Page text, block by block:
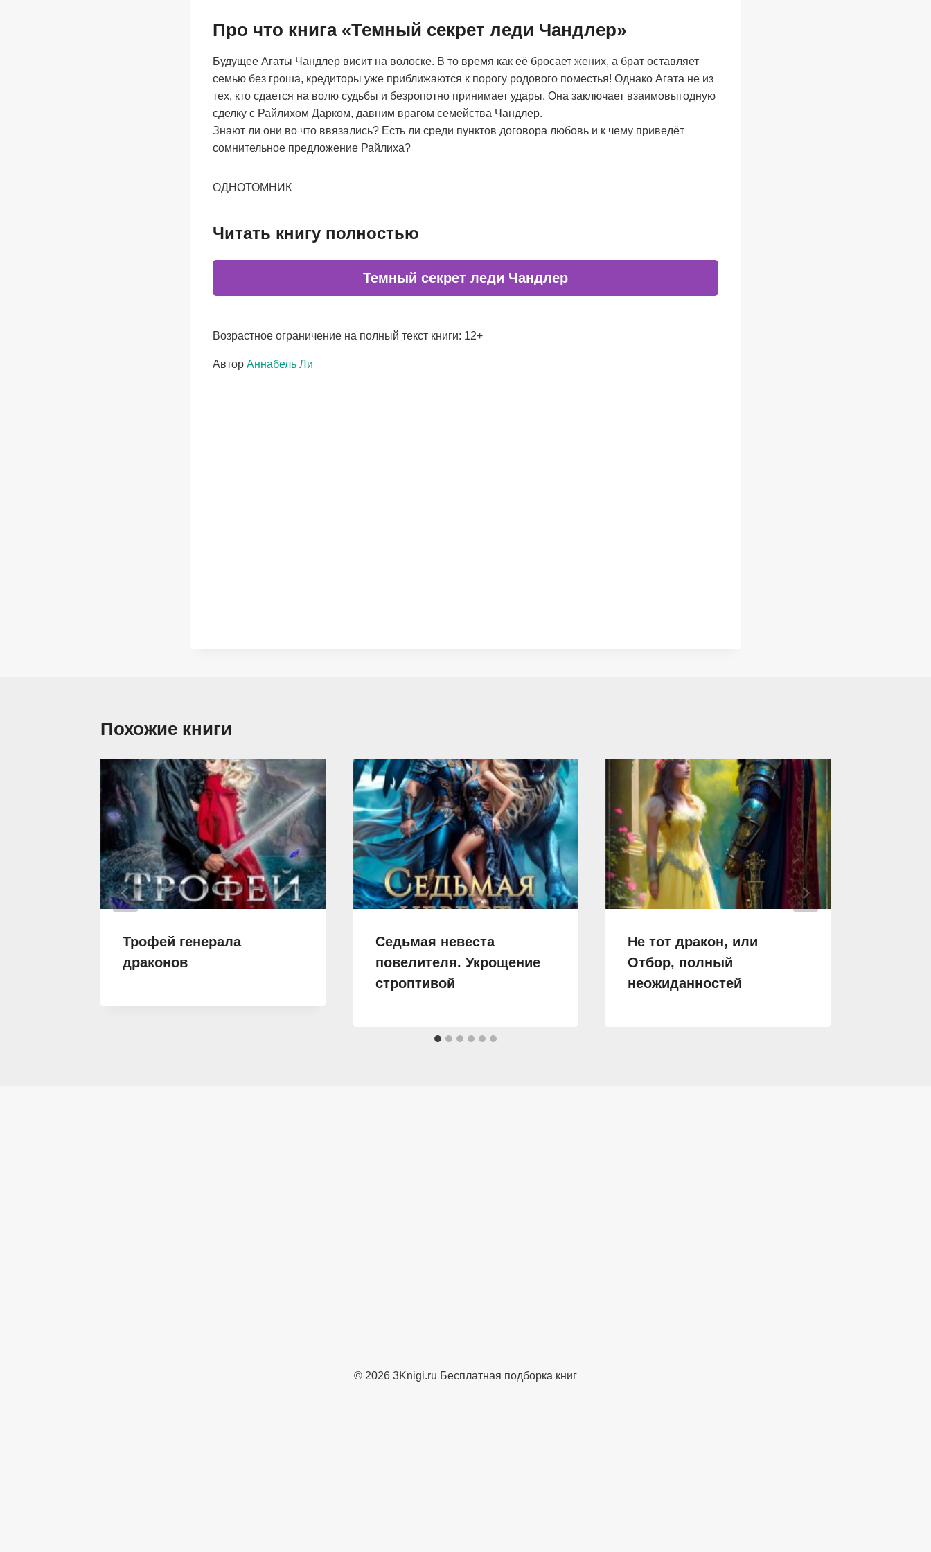
Про что книга «Темный секрет леди Чандлер»
Будущее Агаты Чандлер висит на волоске. В то время как её бросает жених, а брат оставляет
семью без гроша, кредиторы уже приближаются к порогу родового поместья! Однако Агата не из
тех, кто сдается на волю судьбы и безропотно принимает удары. Она заключает взаимовыгодную
сделку с Райлихом Дарком, давним врагом семейства Чандлер.
Знают ли они во что ввязались? Есть ли среди пунктов договора любовь и к чему приведёт
сомнительное предложение Райлиха?
ОДНОТОМНИК
Читать книгу полностью
Темный секрет леди Чандлер
Возрастное ограничение на полный текст книги: 12+
Метки
Автор Аннабель Ли
Похожие книги
Трофей генерала
драконов
Седьмая невеста
повелителя. Укрощение
строптивой
Не тот дракон, или
Отбор, полный
неожиданностей
© 2026 3Knigi.ru Бесплатная подборка книг